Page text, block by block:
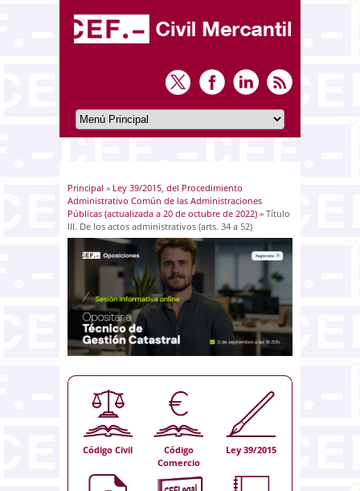
Usted está aquí
Principal » Ley 39/2015, del Procedimiento
Administrativo Común de las Administraciones
Públicas (actualizada a 20 de octubre de 2022) » Título
III. De los actos administrativos (arts. 34 a 52)
Código Civil
Código
Comercio
Ley 39/2015